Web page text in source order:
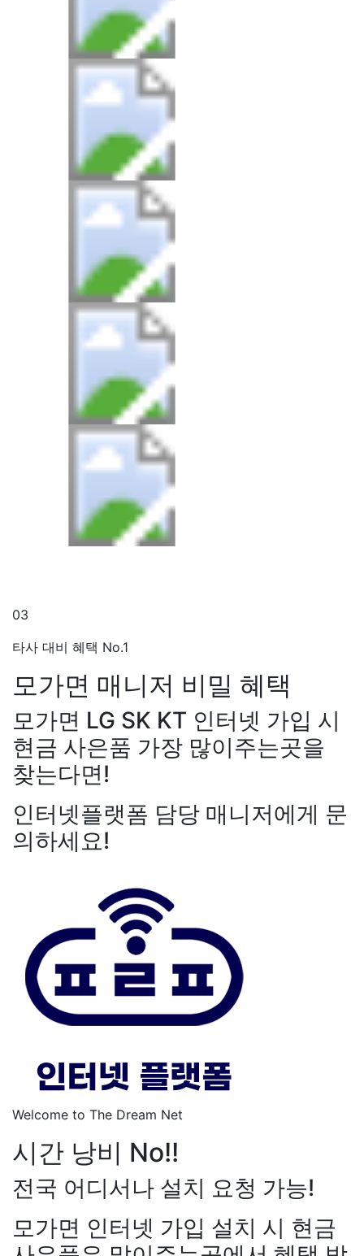
03
타사 대비 혜택 No.1
모가면 매니저 비밀 혜택
모가면 LG SK KT 인터넷 가입 시
현금 사은품 가장 많이주는곳을
찾는다면!
인터넷플랫폼 담당 매니저에게 문
의하세요!
Welcome to The Dream Net
시간 낭비 No!!
전국 어디서나 설치 요청 가능!
모가면 인터넷 가입 설치 시 현금